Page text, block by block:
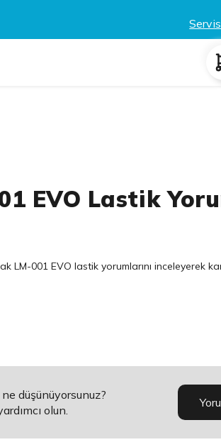
EVO Lastik
LM-001 EVO lastik yorumlarını inceleyerek
düşünüyorsunuz?
olun.